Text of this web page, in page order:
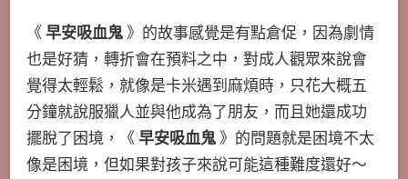
《 早安吸血鬼》的故事感覺是有點倉促，因為劇情
也是好猜，轉折會在預料之中，對成人觀眾來說會
覺得太輕鬆，就像是卡米遇到麻煩時，只花大概五
分鐘就說服獵人並與他成為了朋友，而且她還成功
擺脫了困境，《 早安吸血鬼》的問題就是困境不太
像是困境，但如果對孩子來說可能這種難度還好～